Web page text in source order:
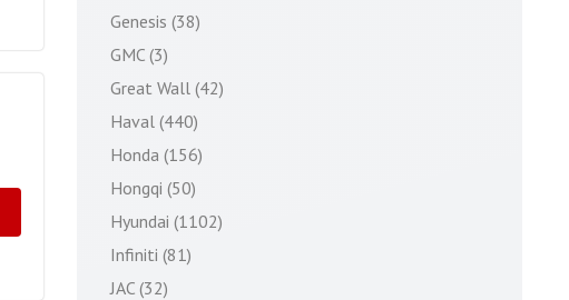
Genesis (38)
GMC (3)
Great Wall (42)
Haval (440)
Honda (156)
Hongqi (50)
Hyundai (1102)
Infiniti (81)
JAC (32)